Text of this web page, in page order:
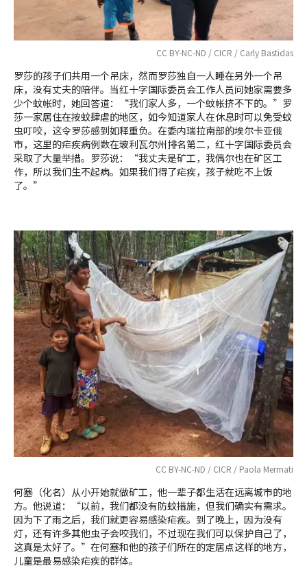
CC BY-NC-ND / CICR / Carly Bastidas
罗莎的孩子们共用一个吊床，然而罗莎独自一人睡在另外一个吊
床，没有丈夫的陪伴。当红十字国际委员会工作人员问她家需要多
少个蚊帐时，她回答道：“我们家人多，一个蚊帐挤不下的。”罗
莎一家居住在按蚊肆虐的地区，如今知道家人在休息时可以免受蚊
虫叮咬，这令罗莎感到如释重负。在委内瑞拉南部的埃尔卡亚俄
市，这里的疟疾病例数在玻利瓦尔州排名第二，红十字国际委员会
采取了大量举措。罗莎说：“我丈夫是矿工，我偶尔也在矿区工
作，所以我们生不起病。如果我们得了疟疾，孩子就吃不上饭
了。”
CC BY-NC-ND / CICR / Paola Mermati
何塞（化名）从小开始就做矿工，他一辈子都生活在远离城市的地
方。他说道：“以前，我们都没有防蚊措施，但我们确实有需求。
因为下了雨之后，我们就更容易感染疟疾。到了晚上，因为没有
灯，还有许多其他虫子会咬我们，不过现在我们可以保护自己了，
这真是太好了。”在何塞和他的孩子们所在的定居点这样的地方，
儿童是最易感染疟疾的群体。